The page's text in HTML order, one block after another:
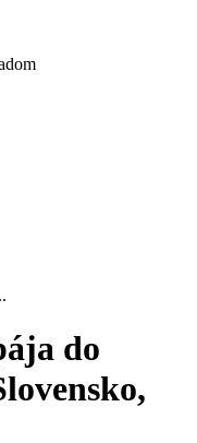
do